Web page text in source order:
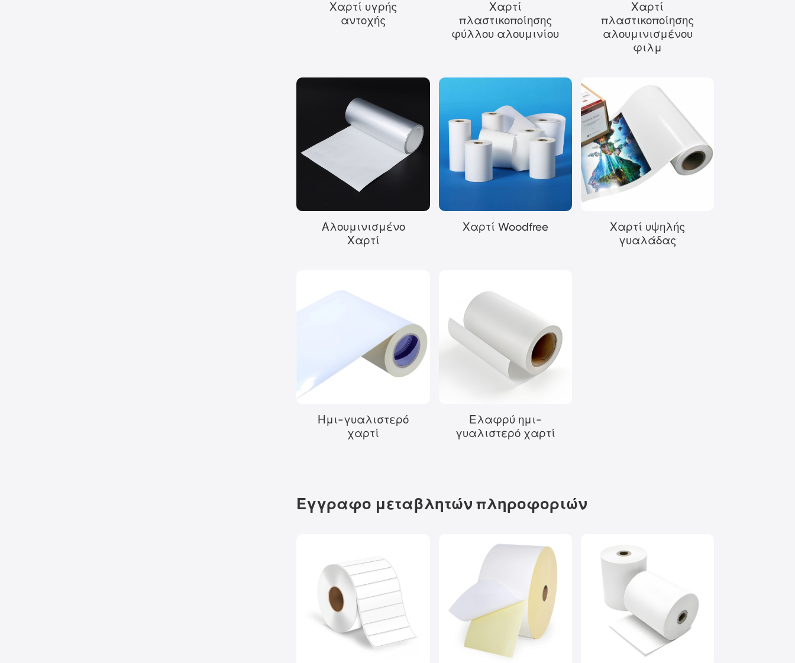
Χαρτί υγρής
αντοχής
Χαρτί
πλαστικοποίησης
φύλλου αλουμινίου
Χαρτί
πλαστικοποίησης
αλουμινισμένου
φιλμ
Αλουμινισμένο
Χαρτί
Χαρτί Woodfree
Χαρτί υψηλής
γυαλάδας
Ημι-γυαλιστερό
χαρτί
Ελαφρύ ημι-
γυαλιστερό χαρτί
Έγγραφο μεταβλητών πληροφοριών